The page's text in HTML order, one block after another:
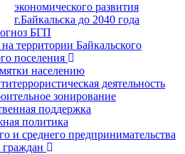
экономического развития
г.Байкальска до 2040 года
БГП
территории Байкальского
поселения
населению
деятельность
зонирование
поддержка
политика
и среднего предпринимательства
граждан